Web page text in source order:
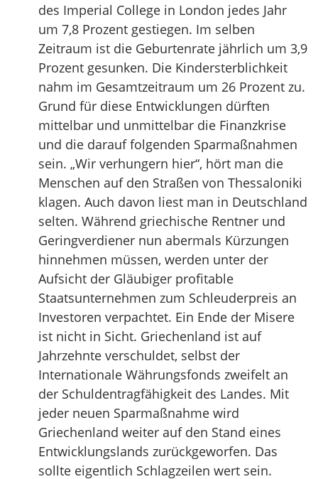
des Imperial College in London jedes Jahr
um 7,8 Prozent gestiegen. Im selben
Zeitraum ist die Geburtenrate jährlich um 3,9
Prozent gesunken. Die Kindersterblichkeit
nahm im Gesamtzeitraum um 26 Prozent zu.
Grund für diese Entwicklungen dürften
mittelbar und unmittelbar die Finanzkrise
und die darauf folgenden Sparmaßnahmen
sein. „Wir verhungern hier“, hört man die
Menschen auf den Straßen von Thessaloniki
klagen. Auch davon liest man in Deutschland
selten. Während griechische Rentner und
Geringverdiener nun abermals Kürzungen
hinnehmen müssen, werden unter der
Aufsicht der Gläubiger profitable
Staatsunternehmen zum Schleuderpreis an
Investoren verpachtet. Ein Ende der Misere
ist nicht in Sicht. Griechenland ist auf
Jahrzehnte verschuldet, selbst der
Internationale Währungsfonds zweifelt an
der Schuldentragfähigkeit des Landes. Mit
jeder neuen Sparmaßnahme wird
Griechenland weiter auf den Stand eines
Entwicklungslands zurückgeworfen. Das
sollte eigentlich Schlagzeilen wert sein.